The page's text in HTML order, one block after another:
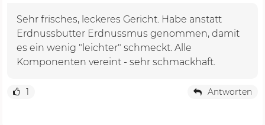
Sehr frisches, leckeres Gericht. Habe anstatt
Erdnussbutter Erdnussmus genommen, damit
es ein wenig "leichter" schmeckt. Alle
Komponenten vereint - sehr schmackhaft.
1 Antworten